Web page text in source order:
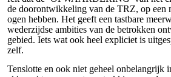
de doorontwikkeling van de TRZ, op een
ogen hebben. Het geeft een tastbare
wederzijdse ambities van de betrokken
gebied. Iets wat ook heel expliciet is
zelf.
Tenslotte en ook niet geheel onbelangrijk